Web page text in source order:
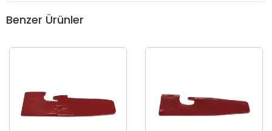
Benzer Ürünler